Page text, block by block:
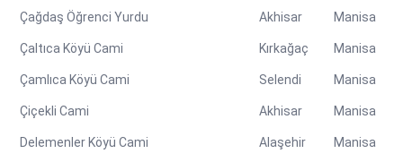
Çağdaş Öğrenci Yurdu Akhisar Manisa
Çaltıca Köyü Cami Kırkağaç Manisa
Çamlıca Köyü Cami Selendi Manisa
Çiçekli Cami Akhisar Manisa
Delemenler Köyü Cami Alaşehir Manisa